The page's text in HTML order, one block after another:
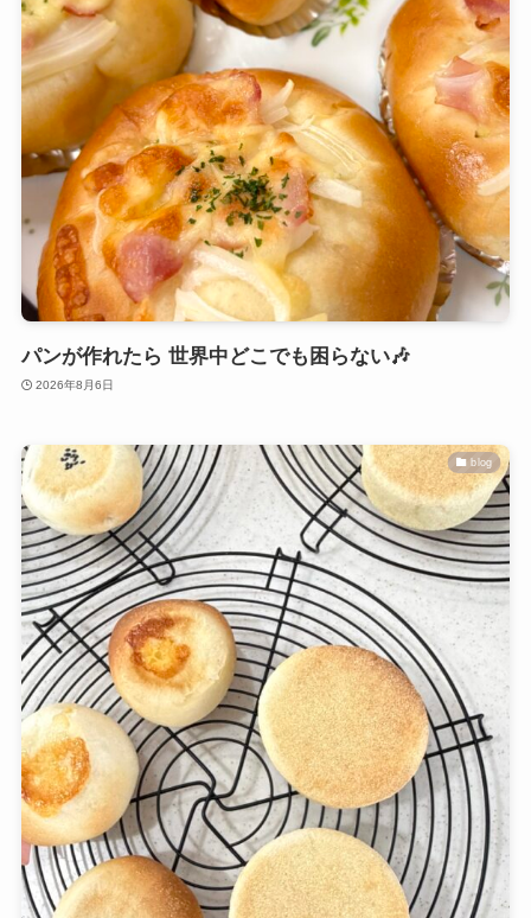
パンが作れたら 世界中どこでも困らない🎶
2026年8月6日
blog